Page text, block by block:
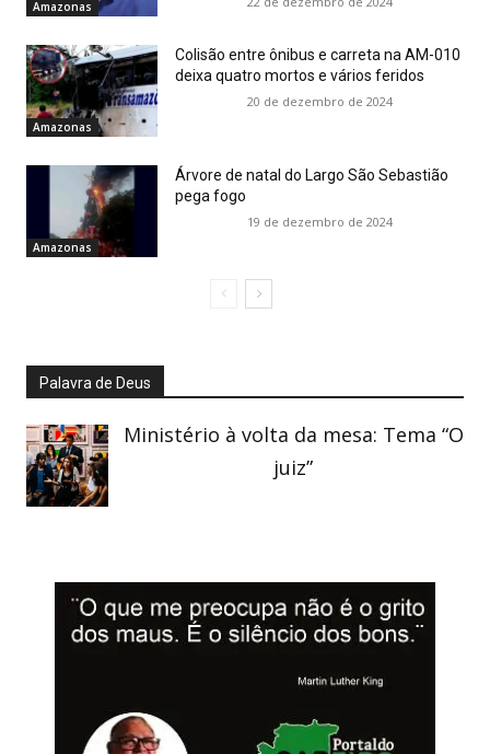
Amazonas
Amazonas
Colisão entre ônibus e carreta na AM-010
deixa quatro mortos e vários feridos
20 de dezembro de 2024
Amazonas
Árvore de natal do Largo São Sebastião
pega fogo
19 de dezembro de 2024
Palavra de Deus
Ministério à volta da mesa: Tema “O
juiz”